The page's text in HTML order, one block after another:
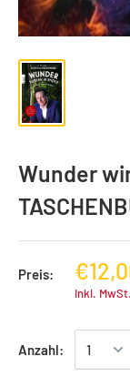
Wunder
Preis:
Inkl.
Anzahl: